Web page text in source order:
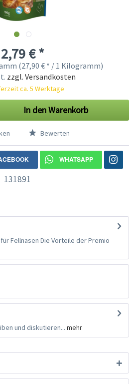
2,79 € *
(27,90 € * / 1 Kilogramm)
zzgl. Versandkosten
ca. 5 Werktage
In denWarenkorb
Bewerten
WHATSAPP
131891
Fellnasen Die Vorteile der Premio
und diskutieren... mehr